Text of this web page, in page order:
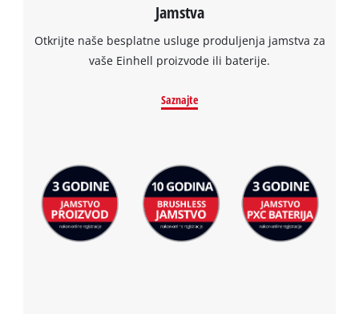
Jamstva
Otkrijte naše besplatne usluge produljenja jamstva za
vaše Einhell proizvode ili baterije.
Saznajte